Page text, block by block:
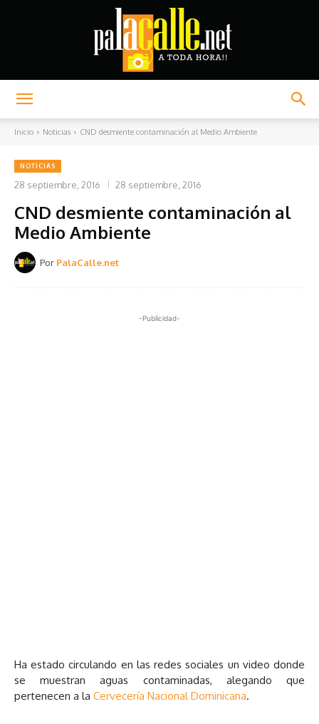
Inicio Noticias CND desmiente contaminación al Medio Ambiente
NOTICIAS
28 septiembre, 2016 28 septiembre, 2016
CND desmiente contaminación al
Medio Ambiente
Por PalaCalle.net
-Publicidad-
Ha estado circulando en las redes sociales un video donde
se muestran aguas contaminadas, alegando que
pertenecen a la Cervecería Nacional Dominicana.